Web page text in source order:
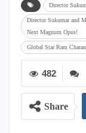
Director
Director Sukumar and
Next Magnum Opus!
Global Star Ram Charan
482
Share